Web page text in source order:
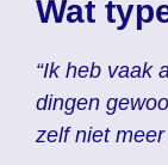
Wat
“Ik heb vaak
dingen
zelf niet